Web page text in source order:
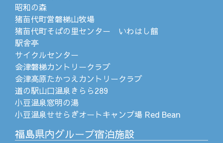
昭和の森
猪苗代町営磐梯山牧場
猪苗代町そばの里センター いわはし館
駅舎亭
サイクルセンター
会津磐梯カントリークラブ
会津高原たかつえカントリークラブ
道の駅山口温泉きらら289
小豆温泉窓明の湯
小豆温泉せせらぎオートキャンプ場 Red Bean
福島県内グループ宿泊施設